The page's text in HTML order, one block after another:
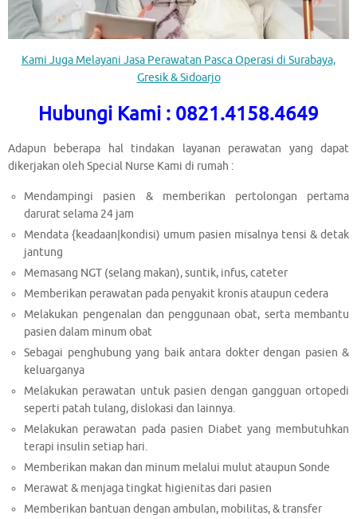
Kami Juga Melayani Jasa Perawatan Pasca Operasi di Surabaya,
Gresik & Sidoarjo
Hubungi Kami : 0821.4158.4649
Adapun beberapa hal tindakan layanan perawatan yang dapat
dikerjakan oleh Special Nurse Kami di rumah :
Mendampingi pasien & memberikan pertolongan pertama
darurat selama 24 jam
Mendata {keadaan|kondisi) umum pasien misalnya tensi & detak
jantung
Memasang NGT (selang makan), suntik, infus, cateter
Memberikan perawatan pada penyakit kronis ataupun cedera
Melakukan pengenalan dan penggunaan obat, serta membantu
pasien dalam minum obat
Sebagai penghubung yang baik antara dokter dengan pasien &
keluarganya
Melakukan perawatan untuk pasien dengan gangguan ortopedi
seperti patah tulang, dislokasi dan lainnya.
Melakukan perawatan pada pasien Diabet yang membutuhkan
terapi insulin setiap hari.
Memberikan makan dan minum melalui mulut ataupun Sonde
Merawat & menjaga tingkat higienitas dari pasien
Memberikan bantuan dengan ambulan, mobilitas, & transfer